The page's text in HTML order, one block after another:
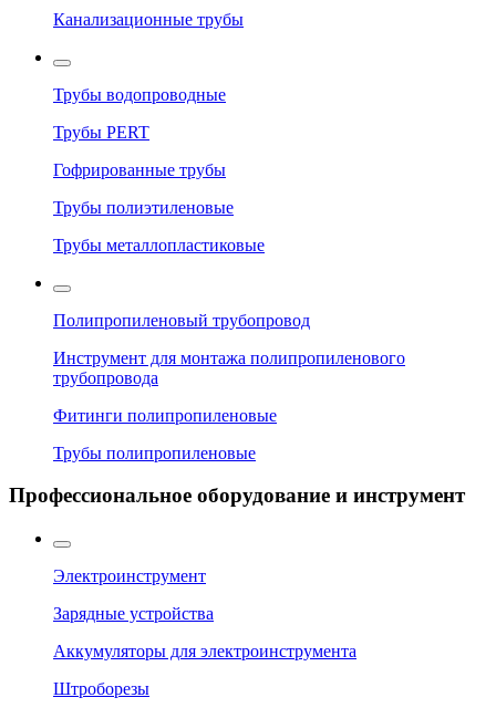
Канализационные трубы
Трубы водопроводные
Трубы PERT
Гофрированные трубы
Трубы полиэтиленовые
Трубы металлопластиковые
Полипропиленовый трубопровод
Инструмент для монтажа полипропиленового
трубопровода
Фитинги полипропиленовые
Трубы полипропиленовые
Профессиональное оборудование и инструмент
Электроинструмент
Зарядные устройства
Аккумуляторы для электроинструмента
Штроборезы